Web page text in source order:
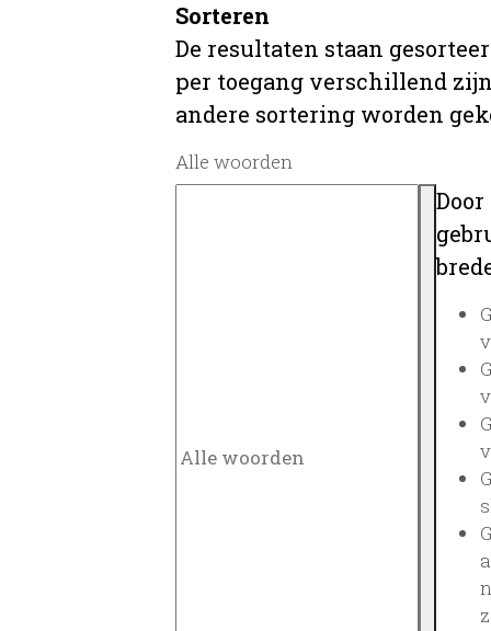
Sorteren
De resultaten staan
per toegang verschillend
andere sortering worden
Alle woorden